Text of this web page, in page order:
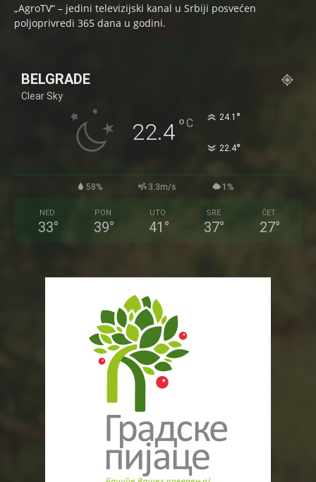
„AgroTV“ – jedini televizijski kanal u Srbiji posvećen
poljoprivredi 365 dana u godini.
BELGRADE
Clear Sky
22.4°C 24.1 °
22.4°
58% 3.3m/s 1%
NED
33°
PON
39°
UTO
41 °
SRE
37°
ČET
27°